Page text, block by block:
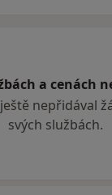
a cenách
nepřidával
svých službách.